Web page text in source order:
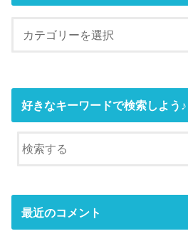
好きなキーワードで検索しよう♪
最近のコメント